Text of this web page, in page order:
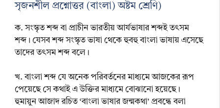
সৃজনশীল প্রশ্নোত্তর (বাংলা) অষ্টম শ্রেণি)
ক. সংস্কৃত শব্দ বা প্রাচীন ভারতীয় আর্যভাষার শব্দই তৎসম
শব্দ। যেসব শব্দ সংস্কৃত ভাষা থেকে হুবহু বাংলা ভাষায় এসেছে
তাদের তৎসম শব্দ বলে।
খ. বাংলা শব্দ যে অনেক পরিবর্তনের মাধ্যমে আজকের রূপ
পেয়েছে সে কথাই এ উক্তির মাধ্যমে বোঝানো হয়েছে।
হুমায়ুন আজাদ রচিত ‘বাংলা ভাষার জন্মকথা’ প্রবন্ধে বলা